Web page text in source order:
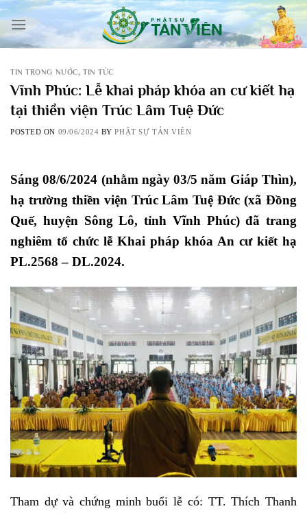
Skip
content
TIN TRONG NƯỚC, TIN TỨC
Vĩnh Phúc: Lễ khai pháp khóa an cư kiết hạ
tại thiền viện Trúc Lâm Tuệ Đức
POSTED ON 09/06/2024 BYPHẬT SỰ TẢN VIÊN
Sáng 08/6/2024 (nhằm ngày 03/5 năm Giáp Thìn),
hạ trường thiền viện Trúc Lâm Tuệ Đức (xã Đồng
Quế, huyện Sông Lô, tỉnh Vĩnh Phúc) đã trang
nghiêm tổ chức lễ Khai pháp khóa An cư kiết hạ
PL.2568 – DL.2024.
Tham dự và chứng minh buổi lễ có: TT. Thích Thanh